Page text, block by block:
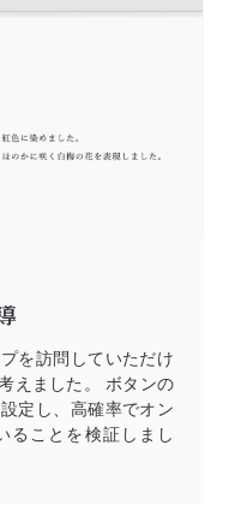
を訪問していただけ
えました。 ボタンの
定し、高確率でオン
ることを検証しまし